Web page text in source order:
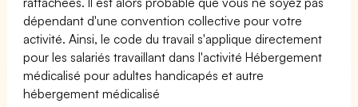
dépendant d'une convention collective pour votre
activité. Ainsi, le code du travail s'applique directement
pour les salariés travaillant dans l'activité Hébergement
médicalisé pour adultes handicapés et autre
hébergement médicalisé